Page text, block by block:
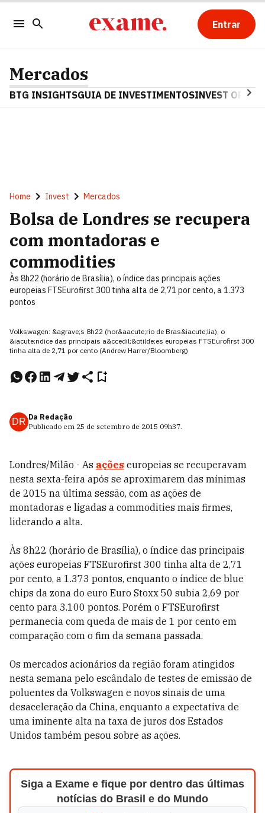
Entrar
Mercados
BTG INSIGHTSGUIA DE INVESTIMENTOSINVEST OPINA
Home Invest Mercados
Bolsa de Londres se recupera
com montadoras e
commodities
Às 8h22 (horário de Brasília), o índice das principais ações
europeias FTSEurofirst 300 tinha alta de 2,71 por cento, a 1.373
pontos
Volkswagen: &agrave;s 8h22 (hor&aacute;rio de Bras&iacute;lia), o
&iacute;ndice das principais a&ccedil;&otilde;es europeias FTSEurofirst 300
tinha alta de 2,71 por cento (Andrew Harrer/Bloomberg)
DR Da Redação
Publicado em 25 de setembro de 2015 09h37.
Londres/Milão - As ações europeias se recuperavam
nesta sexta-feira após se aproximarem das mínimas
de 2015 na última sessão, com as ações de
montadoras e ligadas a commodities mais firmes,
liderando a alta.
Às 8h22 (horário de Brasília), o índice das principais
ações europeias FTSEurofirst 300 tinha alta de 2,71
por cento, a 1.373 pontos, enquanto o índice de blue
chips da zona do euro Euro Stoxx 50 subia 2,69 por
cento para 3.100 pontos. Porém o FTSEurofirst
permanecia com queda de mais de 1 por cento em
comparação com o fim da semana passada.
Os mercados acionários da região foram atingidos
nesta semana pelo escândalo de testes de emissão de
poluentes da Volkswagen e novos sinais de uma
desaceleração da China, enquanto a expectativa de
uma iminente alta na taxa de juros dos Estados
Unidos também pesou sobre as ações.
Siga a Exame e fique por dentro das últimas
notícias do Brasil e do Mundo